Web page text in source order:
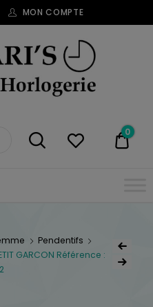
MON COMPTE
0
Pendentifs
GARCON Référence :